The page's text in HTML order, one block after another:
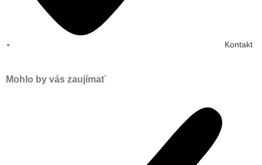
Kontakt
Mohlo by vás zaujímať